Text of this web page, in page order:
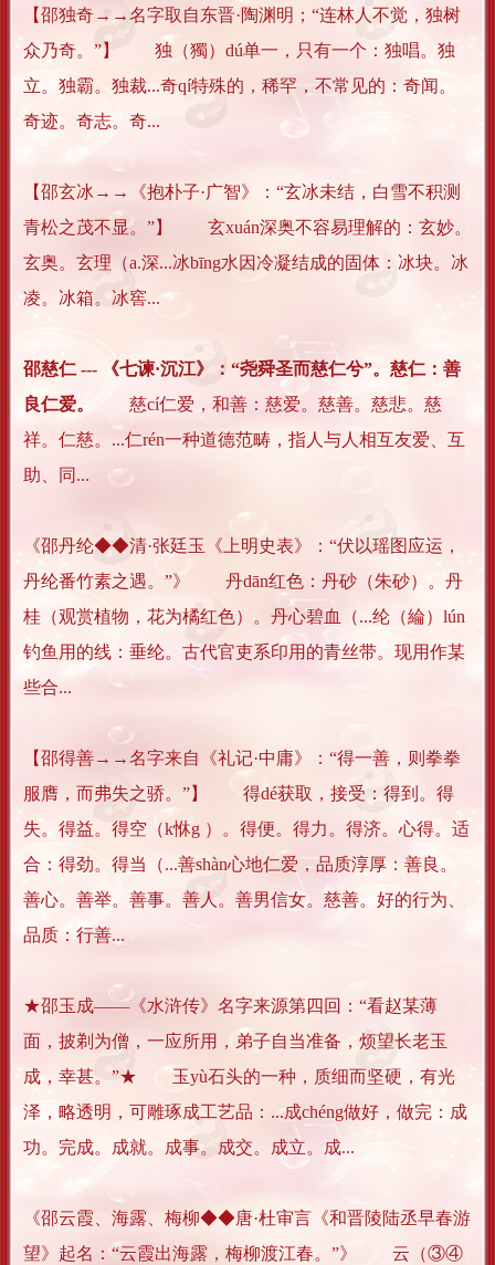
【邵独奇→→名字取自东晋·陶渊明；“连林人不觉，独树
众乃奇。”】 独（獨）dú单一，只有一个：独唱。独
立。独霸。独裁...奇qí特殊的，稀罕，不常见的：奇闻。
奇迹。奇志。奇...
【邵玄冰→→《抱朴子·广智》：“玄冰未结，白雪不积测
青松之茂不显。”】 玄xuán深奥不容易理解的：玄妙。
玄奥。玄理（a.深...冰bīng水因冷凝结成的固体：冰块。冰
凌。冰箱。冰窖...
邵慈仁 --- 《七谏·沉江》：“尧舜圣而慈仁兮”。慈仁：善
良仁爱。
慈cí仁爱，和善：慈爱。慈善。慈悲。慈
祥。仁慈。...仁rén一种道德范畴，指人与人相互友爱、互
助、同...
《邵丹纶◆◆清·张廷玉《上明史表》：“伏以瑶图应运，
丹纶番竹素之遇。”》 丹dān红色：丹砂（朱砂）。丹
桂（观赏植物，花为橘红色）。丹心碧血（...纶（綸）lún
钓鱼用的线：垂纶。古代官吏系印用的青丝带。现用作某
些合...
【邵得善→→名字来自《礼记·中庸》：“得一善，则拳拳
服膺，而弗失之骄。”】 得dé获取，接受：得到。得
失。得益。得空（k恘g ）。得便。得力。得济。心得。适
合：得劲。得当（...善shàn心地仁爱，品质淳厚：善良。
善心。善举。善事。善人。善男信女。慈善。好的行为、
品质：行善...
★邵玉成——《水浒传》名字来源第四回：“看赵某薄
面，披剃为僧，一应所用，弟子自当准备，烦望长老玉
成，幸甚。”★ 玉yù石头的一种，质细而坚硬，有光
泽，略透明，可雕琢成工艺品：...成chéng做好，做完：成
功。完成。成就。成事。成交。成立。成...
《邵云霞、海露、梅柳◆◆唐·杜审言《和晋陵陆丞早春游
望》起名：“云霞出海露，梅柳渡江春。”》 云（③④